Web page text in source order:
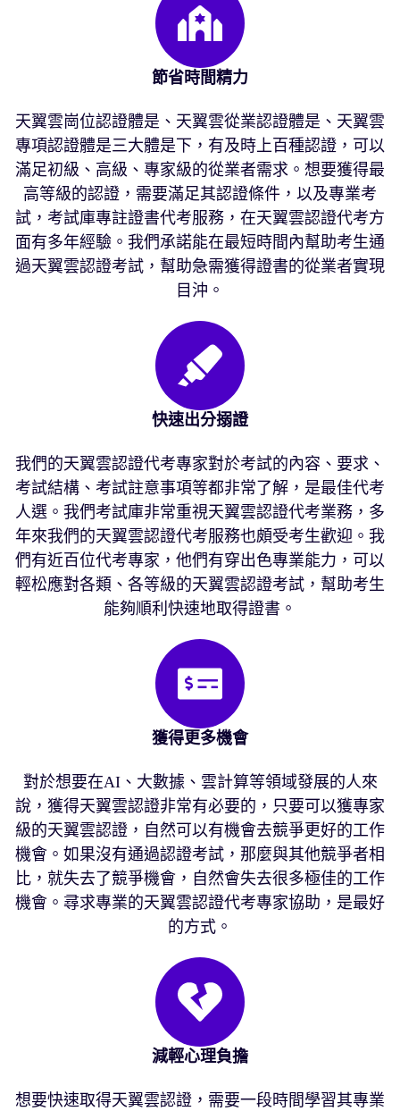
節省時間精力
天翼雲崗位認證體是、天翼雲從業認證體是、天翼雲
專項認證體是三大體是下，有及時上百種認證，可以
滿足初級、高級、專家級的從業者需求。想要獲得最
高等級的認證，需要滿足其認證條件，以及專業考
試，考試庫專註證書代考服務，在天翼雲認證代考方
面有多年經驗。我們承諾能在最短時間內幫助考生通
過天翼雲認證考試，幫助急需獲得證書的從業者實現
目沖。
快速出分搦證
我們的天翼雲認證代考專家對於考試的內容、要求、
考試結構、考試註意事項等都非常了解，是最佳代考
人選。我們考試庫非常重視天翼雲認證代考業務，多
年來我們的天翼雲認證代考服務也頗受考生歡迎。我
們有近百位代考專家，他們有穿出色專業能力，可以
輕松應對各類、各等級的天翼雲認證考試，幫助考生
能夠順利快速地取得證書。
獲得更多機會
對於想要在AI、大數據、雲計算等領域發展的人來
說，獲得天翼雲認證非常有必要的，只要可以獲專家
級的天翼雲認證，自然可以有機會去競爭更好的工作
機會。如果沒有通過認證考試，那麼與其他競爭者相
比，就失去了競爭機會，自然會失去很多極佳的工作
機會。尋求專業的天翼雲認證代考專家協助，是最好
的方式。
減輕心理負擔
想要快速取得天翼雲認證，需要一段時間學習其專業